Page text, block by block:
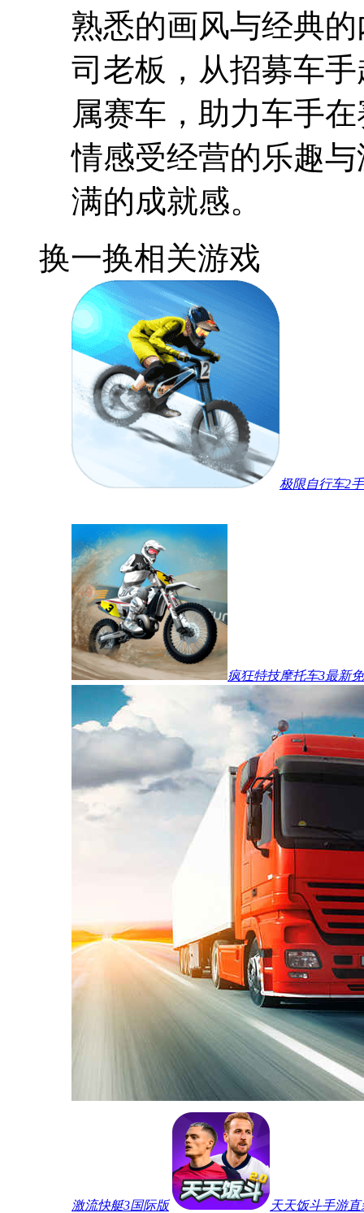
熟悉的画风与经典
司老板，从招募车
属赛车，助力车手
情感受经营的乐趣
满的成就感。
换一换相关游戏
极限自行车2
疯狂特技摩托车3最新
激流快艇3国际版 天天饭斗手游直